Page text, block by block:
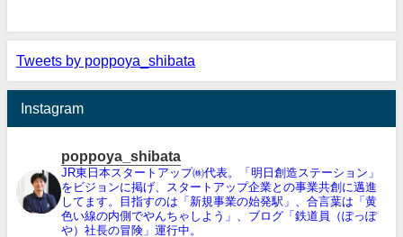
Tweets by poppoya_shibata
Instagram
poppoya_shibata
JR東日本スタートアップ㈱代表。「明日創造ステーション」
をビジョンに掲げ、スタートアップ企業との事業共創に邁進
してます。目指すのは「新規事業の始発駅」、合言葉は「黄
色い線の内側でやんちゃしよう」、ブログ「鉄道員（ぽっぽ
や）社長の冒険」運行中。